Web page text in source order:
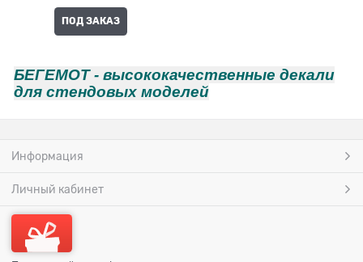
ПОД ЗАКАЗ
БЕГЕМОТ - высококачественные декали
для стендовых моделей
Информация
Личный кабинет